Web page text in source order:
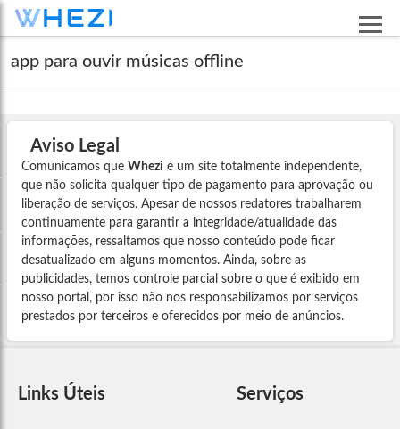
app para ouvir músicas offline
Aviso Legal
Comunicamos que Whezi é um site totalmente independente,
que não solicita qualquer tipo de pagamento para aprovação ou
liberação de serviços. Apesar de nossos redatores trabalharem
continuamente para garantir a integridade/atualidade das
informações, ressaltamos que nosso conteúdo pode ficar
desatualizado em alguns momentos. Ainda, sobre as
publicidades, temos controle parcial sobre o que é exibido em
nosso portal, por isso não nos responsabilizamos por serviços
prestados por terceiros e oferecidos por meio de anúncios.
Links Úteis Serviços